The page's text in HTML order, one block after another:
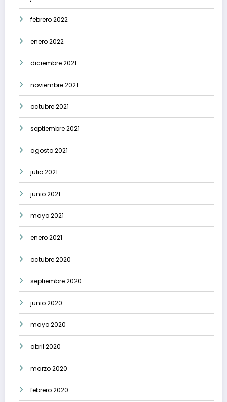
febrero 2022
enero 2022
diciembre 2021
noviembre 2021
octubre 2021
septiembre 2021
agosto 2021
julio 2021
junio 2021
mayo 2021
enero 2021
octubre 2020
septiembre 2020
junio 2020
mayo 2020
abril 2020
marzo 2020
febrero 2020